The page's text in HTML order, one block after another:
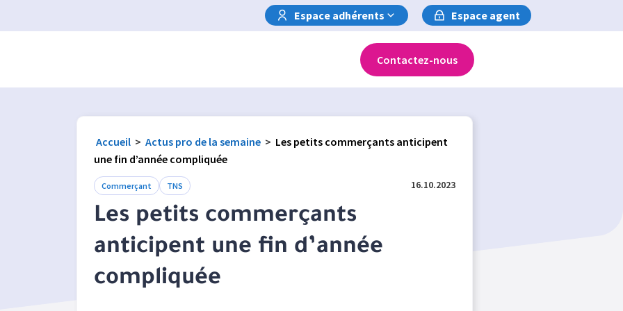
Espace adhérents
Espace agent
Contactez-nous
Accueil > Actus pro de la semaine > Les petits commerçants anticipent
une fin d’année compliquée
Commerçant TNS 16.10.2023
Les petits commerçants
anticipent une fin d’année
compliquée